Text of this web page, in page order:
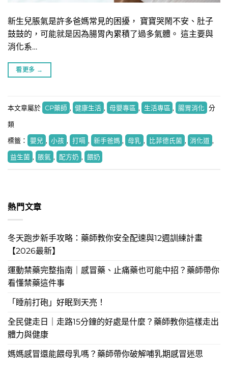
新生兒脹氣是許多爸媽常見的困擾， 寶寶哭鬧不安、肚子
鼓鼓的，可能就是因為腸胃內累積了過多氣體。 這主要與
消化系…
看更多 →
本文章屬於 CP藥師 , 健康生活 , 母嬰專區 , 生活專區 , 腸胃消化 分
類
標籤： 嬰兒 , 小孩 , 打嗝 , 新手爸媽 , 母乳 , 比菲德氏菌 , 消化道 ,
益生菌 , 脹氣 , 配方奶 , 餵奶
熱門文章
冬天跑步新手攻略：藥師教你安全配速與12週訓練計畫
【2026最新】
運動禁藥完整指南｜感冒藥、止痛藥也可能中招？藥師帶你
看懂禁藥這件事
「睡前打砲」好眠到天亮！
全民健走日｜走路15分鐘的好處是什麼？藥師教你這樣走出
體力與健康
媽媽感冒還能餵母乳嗎？藥師帶你破解哺乳期感冒迷思